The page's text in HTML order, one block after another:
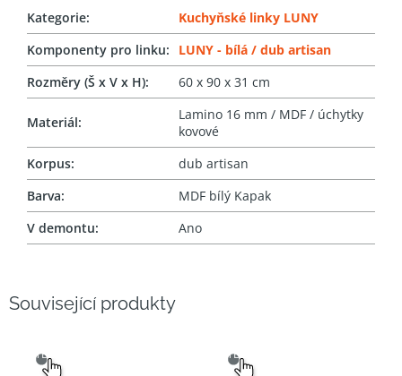
Související produkty
VÝBĚR VÝBĚR
Kategorie:
Kuchyňské linky LUNY
Komponenty pro linku:
LUNY - bílá / dub artisan
Rozměry (Š x V x H): 60 x 90 x 31 cm
Materiál:
Lamino 16 mm / MDF / úchytky
kovové
Korpus:
dub artisan
Barva:
MDF bílý Kapak
V demontu: Ano